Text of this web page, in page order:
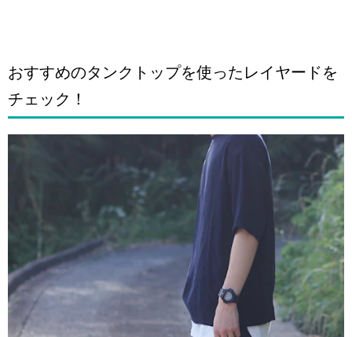
おすすめのタンクトップを使ったレイヤードを
チェック！